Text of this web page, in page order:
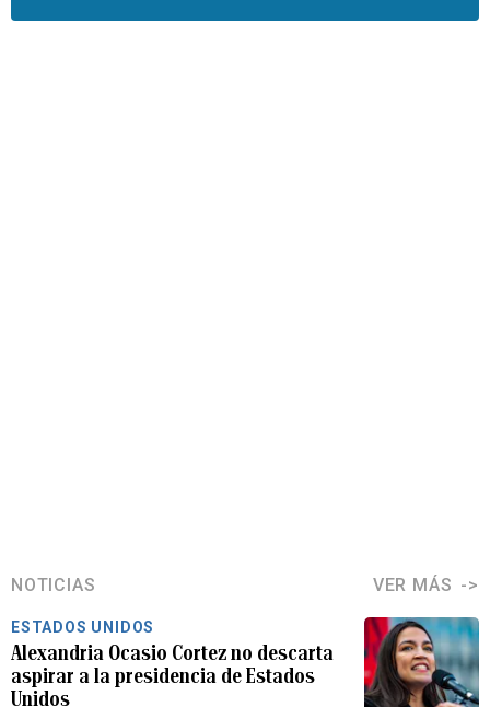
NOTICIAS VER MÁS
ESTADOS UNIDOS
Alexandria Ocasio Cortez no descarta
aspirar a la presidencia de Estados
Unidos